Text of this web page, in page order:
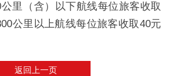
里（含）以下航线每位旅客收取
公里以上航线每位旅客收取40元
返回上一页